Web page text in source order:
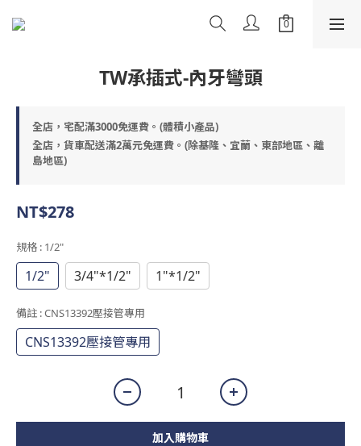
TW承插式-內牙彎頭
全店，宅配滿3000免運費。(體積小產品)
全店，貨車配送滿2萬元免運費。(除基隆、宜蘭、東部地區、離
島地區)
NT$278
規格 : 1/2"
1/2" 3/4"*1/2" 1"*1/2"
備註 : CNS13392壓接管專用
CNS13392壓接管專用
加入購物車